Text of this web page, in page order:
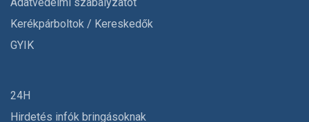
Kerékpárboltok / Kereskedők
GYIK
24H
Hirdetés infók bringásoknak